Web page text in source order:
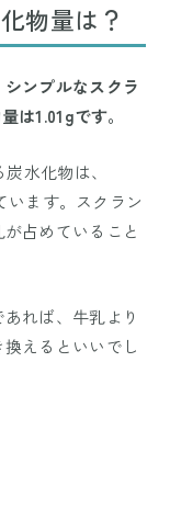
物量は？
ンプルなスクラ
は1.01gです。
水化物は、
います。スクラン
占めていること
れば、牛乳より
えるといいでし